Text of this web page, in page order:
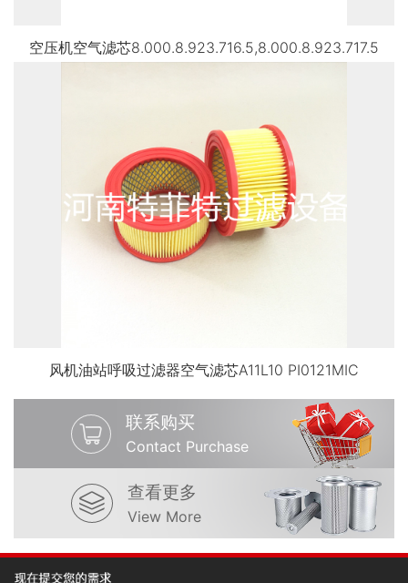
空压机空气滤芯8.000.8.923.716.5,8.000.8.923.717.5
风机油站呼吸过滤器空气滤芯A11L10 PI0121MIC
联系购买
Contact Purchase
查看更多
View More